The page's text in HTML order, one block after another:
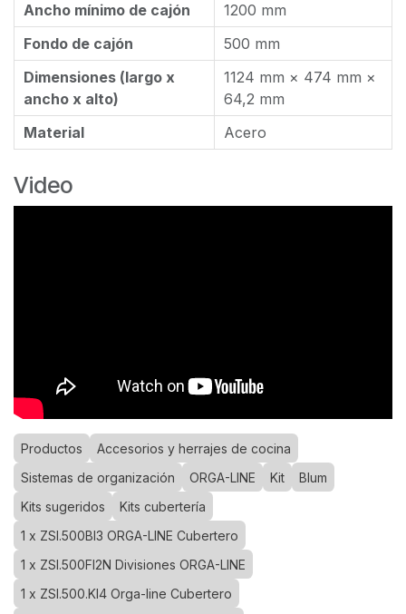
Ancho mínimo de cajón
1200 mm
Fondo de cajón
500 mm
Dimensiones (largo x
ancho x alto)
1124 mm × 474 mm ×
64,2 mm
Material
Acero
Video
Productos
Accesorios y herrajes de cocina
Sistemas de organización
ORGA-LINE Kit
Blum
Kits sugeridos
Kits cubertería
1 x ZSI.500BI3 ORGA-LINE Cubertero
1 x ZSI.500FI2N Divisiones ORGA-LINE
1 x ZSI.500.KI4 Orga-line Cubertero